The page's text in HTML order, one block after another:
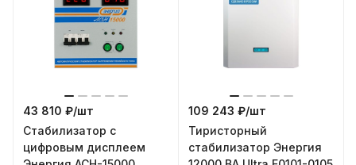
43 810 ₽/шт
Cтабилизатор с
цифровым дисплеем
109 243 ₽/шт
Тиристорный
стабилизатор Энергия